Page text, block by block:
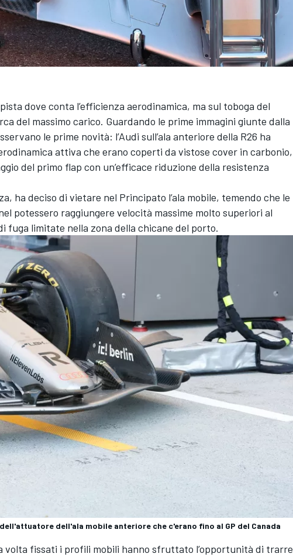
dove conta l’efficienza aerodinamica, ma sul toboga del
del massimo carico. Guardando le prime immagini giunte dalla
le prime novità: l’Audi sull’ala anteriore della R26 ha
attiva che erano coperti da vistose cover in carbonio,
del primo flap con un’efficace riduzione della resistenza
ha deciso di vietare nel Principato l’ala mobile, temendo che le
potessero raggiungere velocità massime molto superiori al
fuga limitate nella zona della chicane del porto.
dell'ala mobile anteriore che c'erano fino al GP del Canada
volta fissati i profili mobili hanno sfruttato l’opportunità di trarre